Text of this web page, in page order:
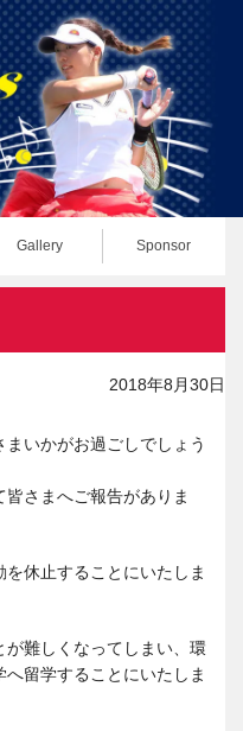
Gallery Sponsor
2018年8月30日
いかがお過ごしでしょう
さまへご報告がありま
休止することにいたしま
が難しくなってしまい、環
留学することにいたしま